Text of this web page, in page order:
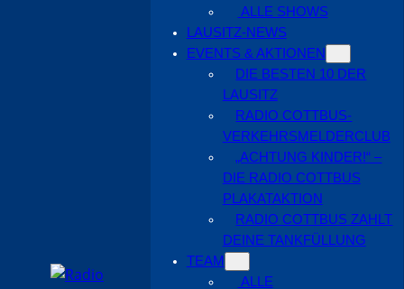
ALLE SHOWS
LAUSITZ-NEWS
EVENTS & AKTIONEN
DIE BESTEN 10 DER
LAUSITZ
RADIO COTTBUS-
VERKEHRSMELDERCLUB
„ACHTUNG KINDER!“ –
DIE RADIO COTTBUS
PLAKATAKTION
RADIO COTTBUS ZAHLT
DEINE TANKFÜLLUNG
TEAM
ALLE